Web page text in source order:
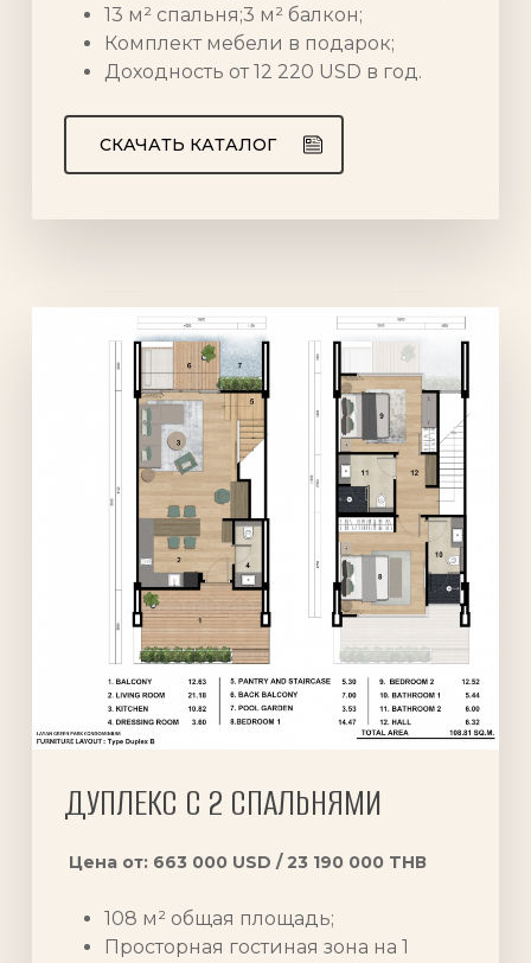
13 м² спальня;3 м² балкон;
Комплект мебели в подарок;
Доходность от 12 220 USD в год.
СКАЧАТЬ КАТАЛОГ
ДУПЛЕКС С 2 СПАЛЬНЯМИ
Цена от: 663 000 USD / 23 190 000 TНВ
108 м² общая площадь;
Просторная гостиная зона на 1